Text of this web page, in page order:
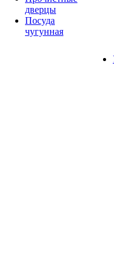
дверцы
Посуда
чугунная